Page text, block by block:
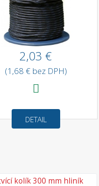
2,03 €
(1,68 € bez DPH)
DETAIL
kolík 300 mm hliník